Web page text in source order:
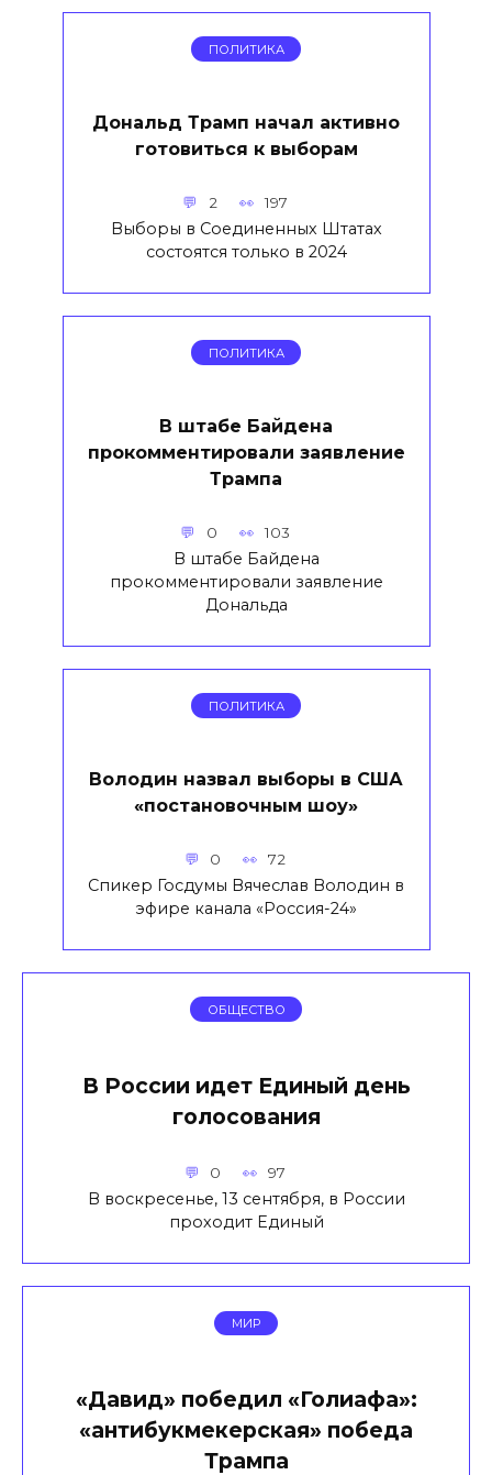
ПОЛИТИКА
Дональд Трамп начал активно
готовиться к выборам
2 197
Выборы в Соединенных Штатах
состоятся только в 2024
ПОЛИТИКА
В штабе Байдена
прокомментировали заявление
Трампа
0 103
В штабе Байдена
прокомментировали заявление
Дональда
ПОЛИТИКА
Володин назвал выборы в США
«постановочным шоу»
0 72
Спикер Госдумы Вячеслав Володин в
эфире канала «Россия-24»
ОБЩЕСТВО
В России идет Единый день
голосования
0 97
В воскресенье, 13 сентября, в России
проходит Единый
МИР
«Давид» победил «Голиафа»:
«антибукмекерская» победа
Трампа